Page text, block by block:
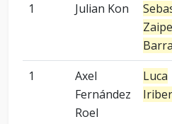
1 Julian Kon
1
Axel
Fernández
Roel
Luca